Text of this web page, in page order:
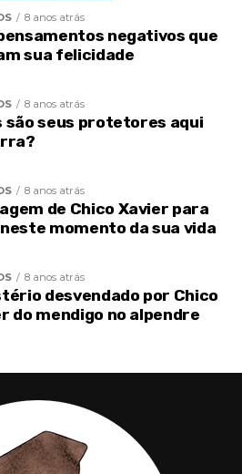
CHICO DE MINAS XAVIER
POLCARO
ESPIRITISMO
LEI REENCARNAÇÃO
8 anos atrás
negativos que
sua felicidade
8 anos atrás
são seus protetores aqui
8 anos atrás
de Chico Xavier para
momento da sua vida
8 anos atrás
desvendado por Chico
do mendigo no alpendre